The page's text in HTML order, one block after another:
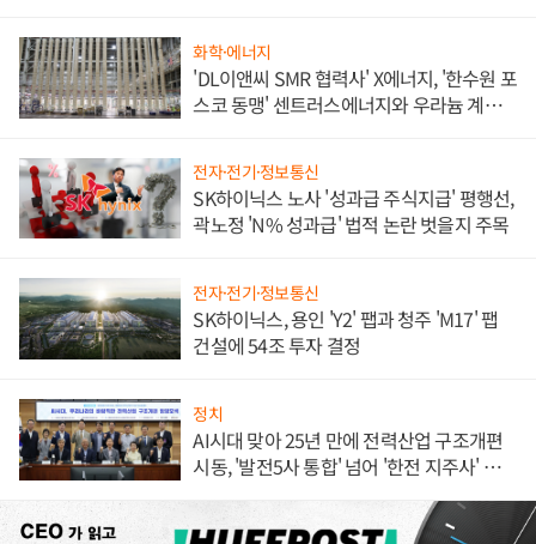
화학·에너지
'DL이앤씨 SMR 협력사' X에너지, '한수원 포
스코 동맹' 센트러스에너지와 우라늄 계약
전자·전기·정보통신
SK하이닉스 노사 '성과급 주식지급' 평행선,
곽노정 'N% 성과급' 법적 논란 벗을지 주목
전자·전기·정보통신
SK하이닉스, 용인 'Y2' 팹과 청주 'M17' 팹
건설에 54조 투자 결정
정치
AI시대 맞아 25년 만에 전력산업 구조개편
시동, '발전5사 통합' 넘어 '한전 지주사' 재편